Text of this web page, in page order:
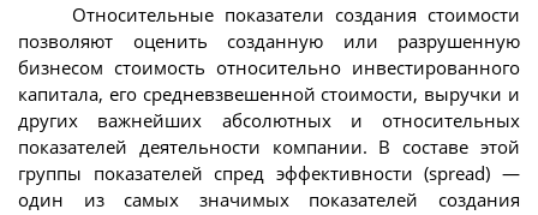
Относительные показатели создания стоимости
позволяют оценить созданную или разрушенную
бизнесом стоимость относительно инвестированного
капитала, его средневзвешенной стоимости, выручки и
других важнейших абсолютных и относительных
показателей деятельности компании. В составе этой
группы показателей спред эффективности (spread) —
один из самых значимых показателей создания